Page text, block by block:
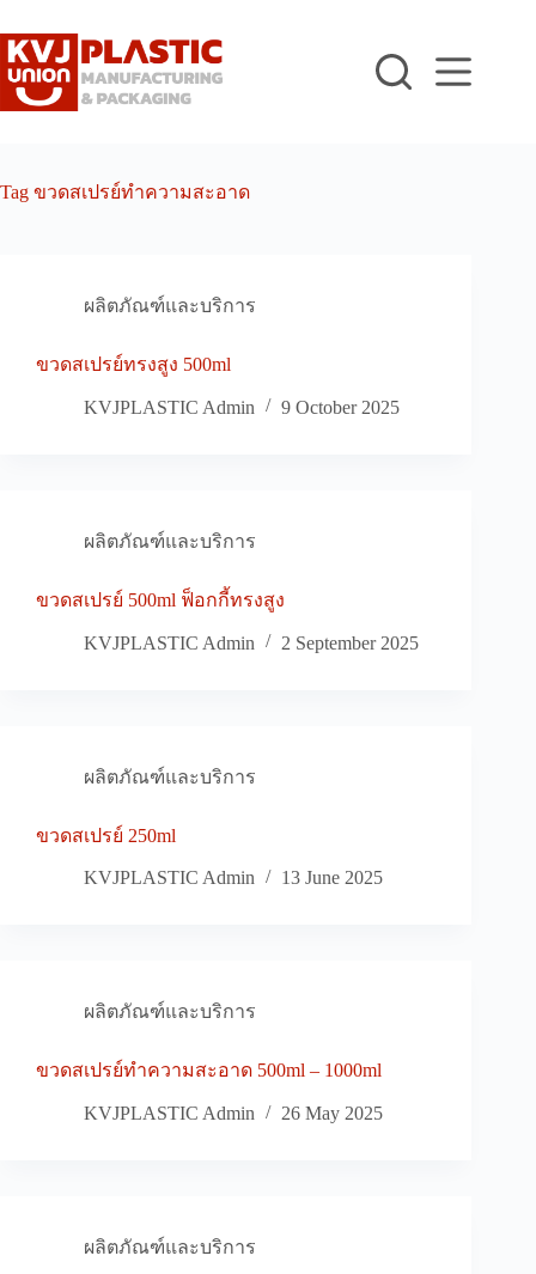
to
content
Tag ขวดสเปรย์ทำความสะอาด
ผลิตภัณฑ์และบริการ
ขวดสเปรย์ทรงสูง 500ml
KVJPLASTIC Admin 9 October 2025
ผลิตภัณฑ์และบริการ
ขวดสเปรย์ 500ml ฟ็อกกี้ทรงสูง
KVJPLASTIC Admin 2 September 2025
ผลิตภัณฑ์และบริการ
ขวดสเปรย์ 250ml
KVJPLASTIC Admin 13 June 2025
ผลิตภัณฑ์และบริการ
ขวดสเปรย์ทำความสะอาด 500ml – 1000ml
KVJPLASTIC Admin 26 May 2025
ผลิตภัณฑ์และบริการ